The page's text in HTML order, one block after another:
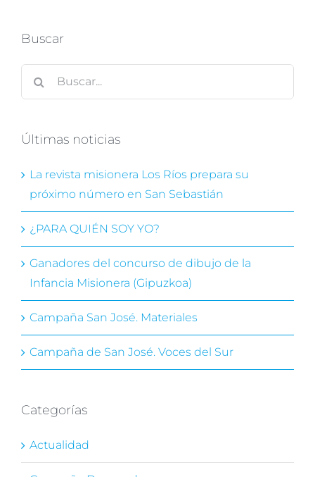
Buscar
Últimas noticias
La revista misionera Los Ríos prepara su
próximo número en San Sebastián
¿PARA QUIÉN SOY YO?
Ganadores del concurso de dibujo de la
Infancia Misionera (Gipuzkoa)
Campaña San José. Materiales
Campaña de San José. Voces del Sur
Categorías
Actualidad